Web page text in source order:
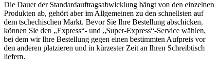
Die Dauer der Standardauftragsabwicklung hängt von den einzelnen
Produkten ab, gehört aber im Allgemeinen zu den schnellsten auf
dem tschechischen Markt. Bevor Sie Ihre Bestellung abschicken,
können Sie den „Express“- und „Super-Express“-Service wählen,
bei dem wir Ihre Bestellung gegen einen bestimmten Aufpreis vor
den anderen platzieren und in kürzester Zeit an Ihren Schreibtisch
liefern.